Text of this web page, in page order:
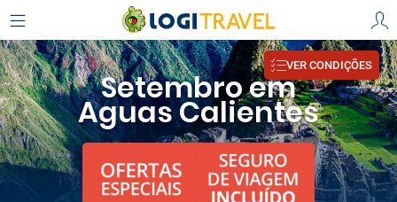
Setembro em
Aguas Calientes
VER CONDIÇÕES